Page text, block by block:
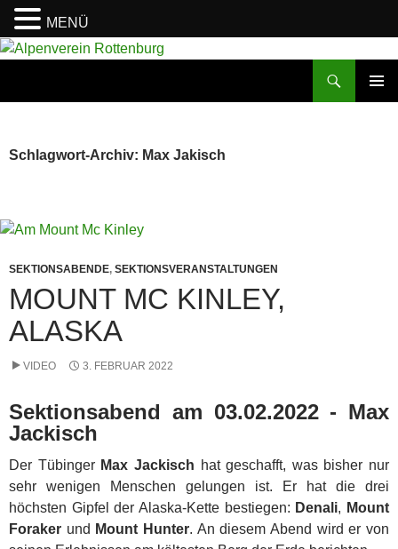
Zum
Schlagwort-Archiv: Max Jakisch
SEKTIONSABENDE, SEKTIONSVERANSTALTUNGEN
MOUNT MC KINLEY,
ALASKA
VIDEO 3. FEBRUAR 2022
Sektionsabend am 03.02.2022 - Max
Jackisch
Der Tübinger Max Jackisch hat geschafft, was bisher nur
sehr wenigen Menschen gelungen ist. Er hat die drei
höchsten Gipfel der Alaska-Kette bestiegen: Denali, Mount
Foraker und Mount Hunter. An diesem Abend wird er von
MENÜ